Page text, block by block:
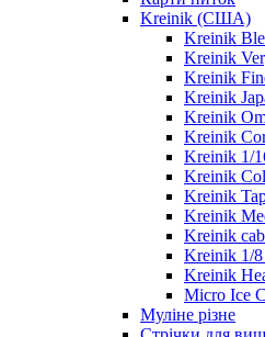
Kreinik (США)
Kreinik
Kreinik
Kreinik
Kreinik
Kreinik
Kreinik
Kreinik 1/
Kreinik
Kreinik
Kreinik
Kreinik
Kreinik 1/
Kreinik
Micro Ice
Муліне різне